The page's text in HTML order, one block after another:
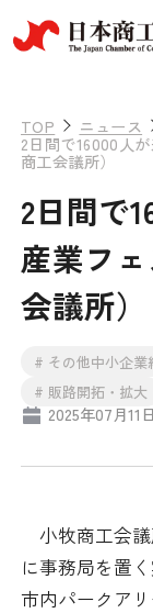
TOP ニュース
2日間で16000人
商工会議所）
2日間で
産業フ
会議所）
# その他中小企業
# 販路開拓・拡大
2025年07月11
小牧商工会議
に事務局を置
市内パークア